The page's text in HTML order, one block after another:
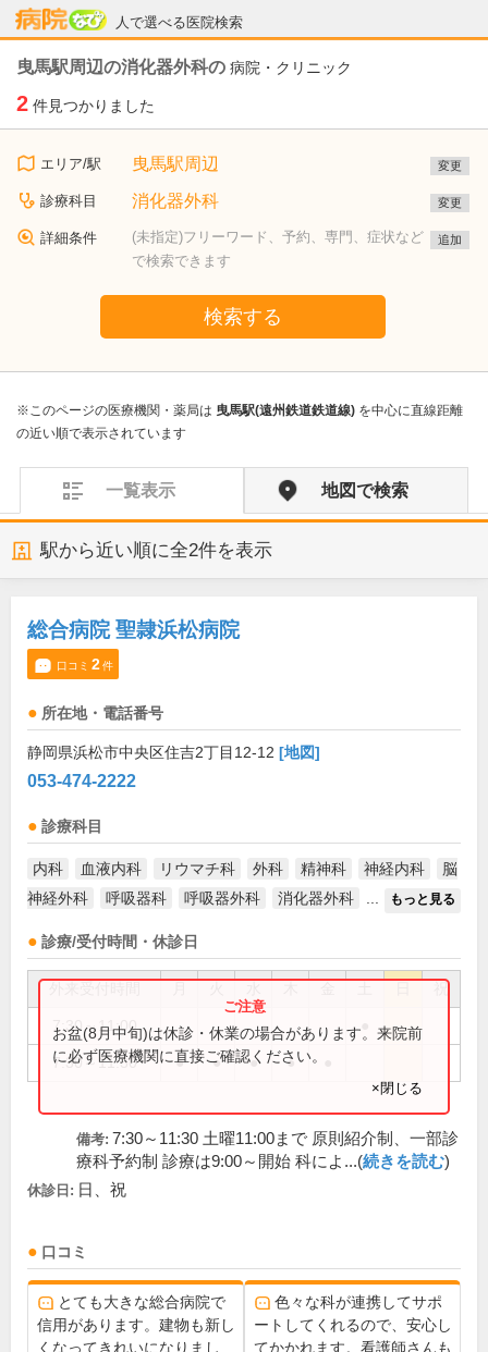
人で選べる医院検索
病院なび
曳馬駅周辺の消化器外科の 病院・クリニック
2 件見つかりました
エリア/駅 曳馬駅周辺 変更
診療科目 消化器外科 変更
詳細条件
(未指定)フリーワード、予約、専門、症状など
で検索できます
追加
検索する
※このページの医療機関・薬局は 曳馬駅(遠州鉄道鉄道線) を中心に直線距離
の近い順で表示されています
一覧表示 地図で検索
駅から近い順に全2件を表示
総合病院 聖隷浜松病院
口コミ 2件
所在地・電話番号
静岡県浜松市中央区住吉2丁目12-12 [地図]
053-474-2222
診療科目
内科 血液内科 リウマチ科 外科 精神科 神経内科
脳
神経外科
呼吸器科 呼吸器外科 消化器外科 もっと見る
診療/受付時間・休診日
祝
7:30～11:00
7:30～11:30 ● ● ● ●
お盆(8月中旬)は休診・休業の場合があります。来院前
に必ず医療機関に直接ご確認ください。
×閉じる
備考: 7:30～11:30 土曜11:00まで 原則紹介制、一部診
療科予約制 診療は9:00～開始 科によ...(続きを読む)
休診日: 日、祝
口コミ
とても大きな総合病院で
信用があります。建物も新し
くなってきれいになりまし
色々な科が連携してサポ
ートしてくれるので、安心し
てかかれます。看護師さんも